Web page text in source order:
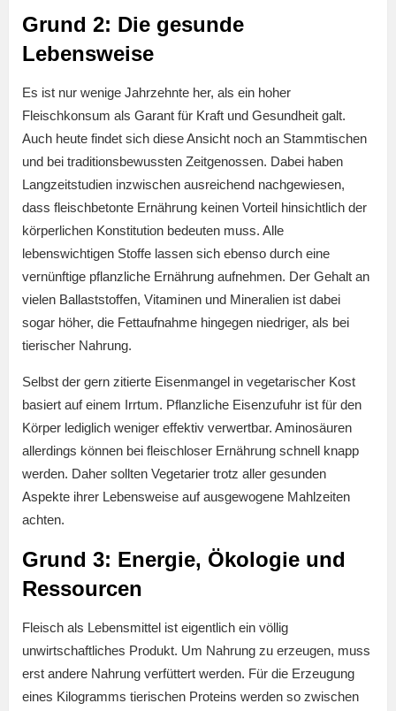
Grund 2: Die gesunde
Lebensweise
Es ist nur wenige Jahrzehnte her, als ein hoher
Fleischkonsum als Garant für Kraft und Gesundheit galt.
Auch heute findet sich diese Ansicht noch an Stammtischen
und bei traditionsbewussten Zeitgenossen. Dabei haben
Langzeitstudien inzwischen ausreichend nachgewiesen,
dass fleischbetonte Ernährung keinen Vorteil hinsichtlich der
körperlichen Konstitution bedeuten muss. Alle
lebenswichtigen Stoffe lassen sich ebenso durch eine
vernünftige pflanzliche Ernährung aufnehmen. Der Gehalt an
vielen Ballaststoffen, Vitaminen und Mineralien ist dabei
sogar höher, die Fettaufnahme hingegen niedriger, als bei
tierischer Nahrung.
Selbst der gern zitierte Eisenmangel in vegetarischer Kost
basiert auf einem Irrtum. Pflanzliche Eisenzufuhr ist für den
Körper lediglich weniger effektiv verwertbar. Aminosäuren
allerdings können bei fleischloser Ernährung schnell knapp
werden. Daher sollten Vegetarier trotz aller gesunden
Aspekte ihrer Lebensweise auf ausgewogene Mahlzeiten
achten.
Grund 3: Energie, Ökologie und
Ressourcen
Fleisch als Lebensmittel ist eigentlich ein völlig
unwirtschaftliches Produkt. Um Nahrung zu erzeugen, muss
erst andere Nahrung verfüttert werden. Für die Erzeugung
eines Kilogramms tierischen Proteins werden so zwischen